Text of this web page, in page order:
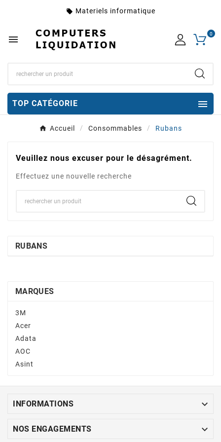
local_offer Materiels informatique
 0
TOP CATÉGORIE 
Accueil Consommables Rubans
Veuillez nous excuser pour le désagrément.
Effectuez une nouvelle recherche
RUBANS
MARQUES
3M
Acer
Adata
AOC
Asint
INFORMATIONS 
NOS ENGAGEMENTS 